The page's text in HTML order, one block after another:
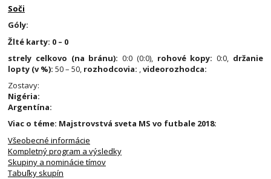
Soči
Góly:
Žlté karty: 0 – 0
strely celkovo (na bránu):0:0 (0:0), rohové kopy:0:0, držanie
lopty (v %): 50 – 50, rozhodcovia: ,videorozhodca:
Zostavy:
Nigéria:
Argentína:
Viac o téme: Majstrovstvá sveta MS vo futbale 2018:
Všeobecné informácie
Kompletný program a výsledky
Skupiny a nominácie tímov
Tabuľky skupín